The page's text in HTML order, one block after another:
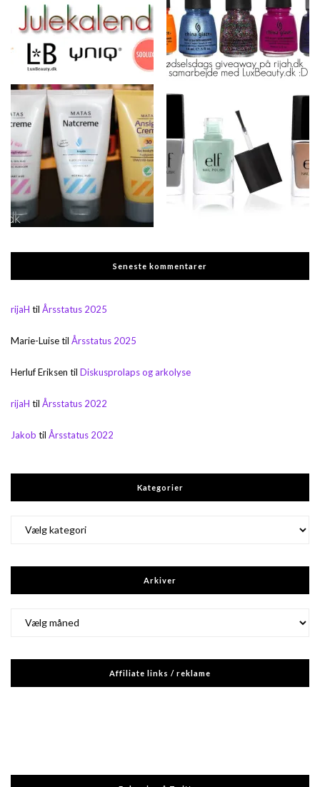
Seneste kommentarer
rijaH til Årsstatus 2025
Marie-Luisetil Årsstatus 2025
Herluf Eriksen til Diskusprolaps og arkolyse
rijaH til Årsstatus 2022
Jakob til Årsstatus 2022
Kategorier
Arkiver
Affiliate links / reklame